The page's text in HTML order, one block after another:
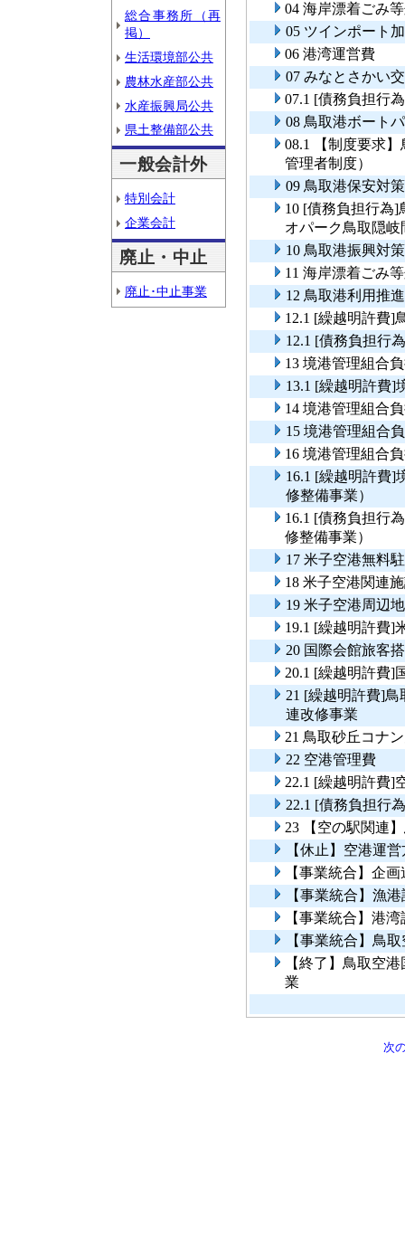
総合事務所（再
掲）
生活環境部公共
農林水産部公共
水産振興局公共
県土整備部公共
一般会計外
特別会計
企業会計
廃止・中止
廃止･中止事業
04 海岸漂着ごみ
05 ツインポート
06 港湾運営費
07 みなとさかい
07.1 [債務負担行
08 鳥取港ボート
08.1 【制度要求
管理者制度）
09 鳥取港保安対
10 [債務負担行為
オパーク鳥取隠
10 鳥取港振興対
11 海岸漂着ごみ
12 鳥取港利用推
12.1 [繰越明許費]
12.1 [債務負担行
13 境港管理組合
13.1 [繰越明許費]
14 境港管理組合
15 境港管理組合
16 境港管理組合
16.1 [繰越明許費]
修整備事業）
16.1 [債務負担行
修整備事業）
17 米子空港無料
18 米子空港関連
19 米子空港周辺
19.1 [繰越明許費]
20 国際会館旅客
20.1 [繰越明許費]
21 [繰越明許費]
連改修事業
21 鳥取砂丘コナ
22 空港管理費
22.1 [繰越明許費]
22.1 [債務負担行
23 【空の駅関連
【休止】空港運
【事業統合】企
【事業統合】漁
【事業統合】港
【事業統合】鳥
【終了】鳥取空
業
次